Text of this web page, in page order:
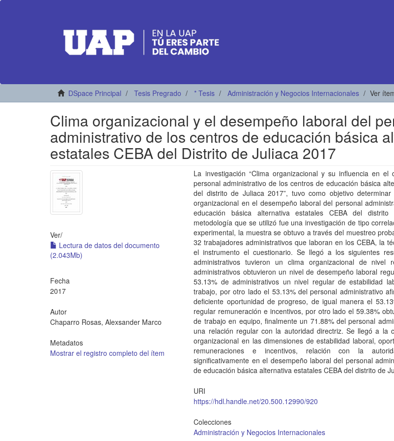
DSpace Principal Tesis Pregrado * Tesis Administración y Negocios Internacionales Ver
Clima organizacional y el desempeño laboral del
administrativo de los centros de educación básica
estatales CEBA del Distrito de Juliaca 2017
Ver/
Lectura de datos del documento
(2.043Mb)
Fecha
2017
Autor
Chaparro Rosas, Alexsander Marco
Metadatos
Mostrar el registro completo del ítem
La investigación “Clima organizacional y su influencia en el
personal administrativo de los centros de educación básica
del distrito de Juliaca 2017”, tuvo como objetivo
organizacional en el desempeño laboral del personal
educación básica alternativa estatales CEBA del
metodología que se utilizó fue una investigación de tipo
experimental, la muestra se obtuvo a través del muestreo
32 trabajadores administrativos que laboran en los CEBA, la
el instrumento el cuestionario. Se llegó a los siguientes
administrativos tuvieron un clima organizacional de
administrativos obtuvieron un nivel de desempeño laboral
53.13% de administrativos un nivel regular de estabilidad
trabajo, por otro lado el 53.13% del personal administrativo
deficiente oportunidad de progreso, de igual manera el
regular remuneración e incentivos, por otro lado el 59.38%
de trabajo en equipo, finalmente un 71.88% del personal
una relación regular con la autoridad directriz. Se llegó a la
organizacional en las dimensiones de estabilidad laboral,
remuneraciones e incentivos, relación con la
significativamente en el desempeño laboral del personal
de educación básica alternativa estatales CEBA del distrito de
URI
https://hdl.handle.net/20.500.12990/920
Colecciones
Administración y Negocios Internacionales